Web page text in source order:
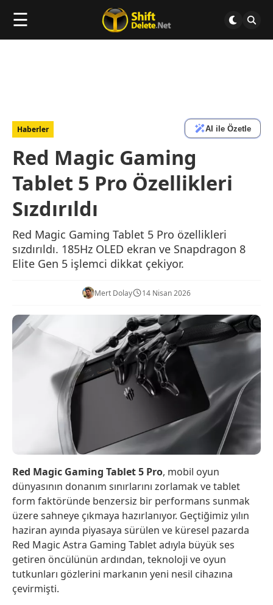
☰
Haberler AI ile Özetle
Red Magic Gaming
Tablet 5 Pro Özellikleri
Sızdırıldı
Red Magic Gaming Tablet 5 Pro özellikleri
sızdırıldı. 185Hz OLED ekran ve Snapdragon 8
Elite Gen 5 işlemci dikkat çekiyor.
Mert Dolay 14 Nisan 2026
Red Magic Gaming Tablet 5 Pro, mobil oyun
dünyasının donanım sınırlarını zorlamak ve tablet
form faktöründe benzersiz bir performans sunmak
üzere sahneye çıkmaya hazırlanıyor. Geçtiğimiz yılın
haziran ayında piyasaya sürülen ve küresel pazarda
Red Magic Astra Gaming Tablet adıyla büyük ses
getiren öncülünün ardından, teknoloji ve oyun
tutkunları gözlerini markanın yeni nesil cihazına
çevirmişti.